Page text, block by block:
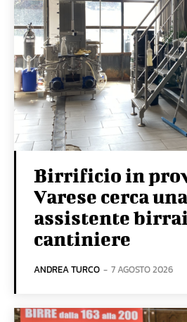
Birrificio in
Varese cerca
assistente
cantiniere
ANDREA TURCO - 7 AGOSTO 2026